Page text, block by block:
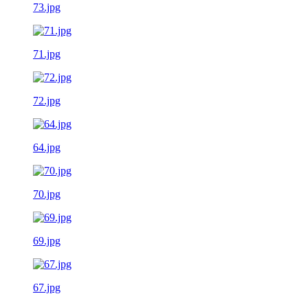
73.jpg
71.jpg
72.jpg
64.jpg
70.jpg
69.jpg
67.jpg